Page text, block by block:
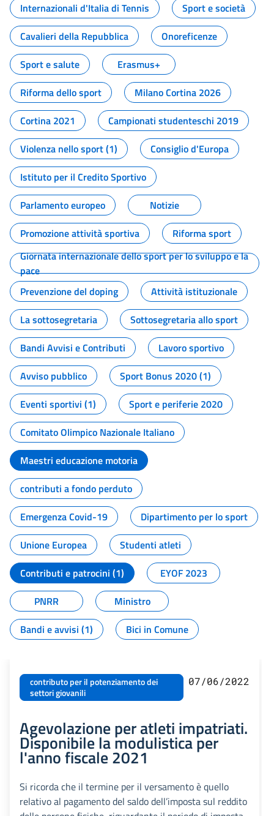
Internazionali d'Italia di Tennis
Sport e società
Cavalieri della Repubblica
Onoreficenze
Sport e salute
Erasmus+
Riforma dello sport
Milano Cortina 2026
Cortina 2021
Campionati studenteschi 2019
Violenza nello sport (1)
Consiglio d'Europa
Istituto per il Credito Sportivo
Parlamento europeo
Notizie
Promozione attività sportiva
Riforma sport
Giornata internazionale dello sport per lo sviluppo e la
pace
Prevenzione del doping
Attività istituzionale
La sottosegretaria
Sottosegretaria allo sport
Bandi Avvisi e Contributi
Lavoro sportivo
Avviso pubblico
Sport Bonus 2020 (1)
Eventi sportivi (1)
Sport e periferie 2020
Comitato Olimpico Nazionale Italiano
Maestri educazione motoria
contributi a fondo perduto
Emergenza Covid-19
Dipartimento per lo sport
Unione Europea
Studenti atleti
Contributi e patrocini (1)
EYOF 2023
PNRR
Ministro
Bandi e avvisi (1)
Bici in Comune
contributo per il potenziamento dei
settori giovanili
07/06/2022
Agevolazione per atleti impatriati.
Disponibile la modulistica per
l'anno fiscale 2021
Si ricorda che il termine per il versamento è quello
relativo al pagamento del saldo dell’imposta sul reddito